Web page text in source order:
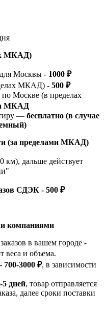
МКАД)
Москвы - 1000 ₽
МКАД) - 500 ₽
Москве (в пределах
МКАД
— бесплатно (в случае
(за пределами МКАД)
км), дальше действует
СДЭК - 500 ₽
компаниями
в вашем городе -
веса и объема.
700-3000 ₽, в зависимости
5 дней, товар отправляется
далее сроки поставки